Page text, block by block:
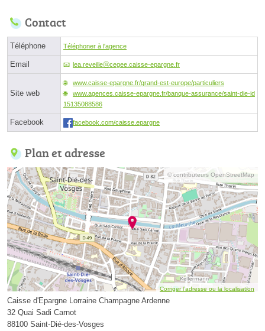
Contact
Téléphone Téléphoner à l'agence
Email lea.reveilleⓐcegee.caisse-epargne.fr
Site web
www.caisse-epargne.fr/grand-est-europe/particuliers
www.agences.caisse-epargne.fr/banque-assurance/saint-die-id
15135088586
Facebook facebook.com/caisse.epargne
Plan et adresse
© contributeurs OpenStreetMap
Corriger l’adresse ou la localisation
Caisse d'Epargne Lorraine Champagne Ardenne
32 Quai Sadi Carnot
88100 Saint-Dié-des-Vosges